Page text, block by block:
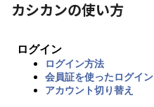
カシカンの使い方
ログイン
ログイン方法
会員証を使ったログイン
アカウント切り替え